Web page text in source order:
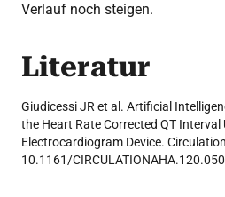
Verlauf noch steigen.
Literatur
Giudicessi JR et al. Artificial
the Heart Rate Corrected QT Interval
Electrocardiogram Device.
10.1161/